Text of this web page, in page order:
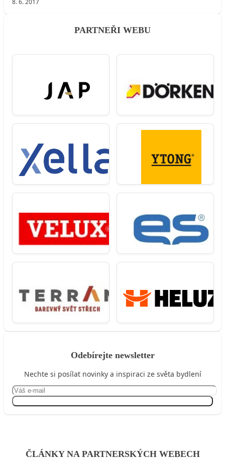
PARTNEŘI WEBU
Odebírejte newsletter
Nechte si posílat novinky a inspiraci ze světa bydlení
ČLÁNKY NA PARTNERSKÝCH WEBECH